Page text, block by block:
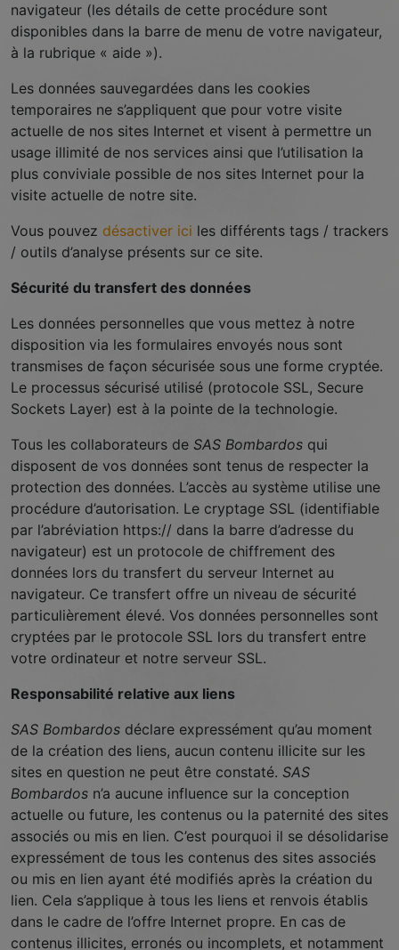
navigateur (les détails de cette procédure sont
disponibles dans la barre de menu de votre navigateur,
à la rubrique « aide »).
Les données sauvegardées dans les cookies
temporaires ne s’appliquent que pour votre visite
actuelle de nos sites Internet et visent à permettre un
usage illimité de nos services ainsi que l’utilisation la
plus conviviale possible de nos sites Internet pour la
visite actuelle de notre site.
Vous pouvez désactiver ici les différents tags / trackers
/ outils d’analyse présents sur ce site.
Sécurité du transfert des données
Les données personnelles que vous mettez à notre
disposition via les formulaires envoyés nous sont
transmises de façon sécurisée sous une forme cryptée.
Le processus sécurisé utilisé (protocole SSL, Secure
Sockets Layer) est à la pointe de la technologie.
Tous les collaborateurs de SAS Bombardos qui
disposent de vos données sont tenus de respecter la
protection des données. L’accès au système utilise une
procédure d’autorisation. Le cryptage SSL (identifiable
par l’abréviation https:// dans la barre d’adresse du
navigateur) est un protocole de chiffrement des
données lors du transfert du serveur Internet au
navigateur. Ce transfert offre un niveau de sécurité
particulièrement élevé. Vos données personnelles sont
cryptées par le protocole SSL lors du transfert entre
votre ordinateur et notre serveur SSL.
Responsabilité relative aux liens
SAS Bombardos déclare expressément qu’au moment
de la création des liens, aucun contenu illicite sur les
sites en question ne peut être constaté. SAS
Bombardos n’a aucune influence sur la conception
actuelle ou future, les contenus ou la paternité des sites
associés ou mis en lien. C’est pourquoi il se désolidarise
expressément de tous les contenus des sites associés
ou mis en lien ayant été modifiés après la création du
lien. Cela s’applique à tous les liens et renvois établis
dans le cadre de l’offre Internet propre. En cas de
contenus illicites, erronés ou incomplets, et notamment